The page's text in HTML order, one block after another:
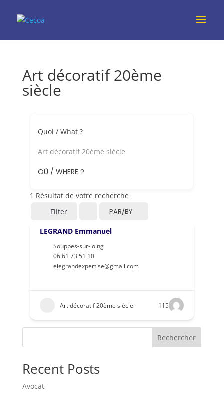
Art décoratif 20ème
siècle
Quoi / What ?
Art décoratif 20ème siècle
OÙ / WHERE ?
1 Résultat de votre recherche
Filter
PAR/BY
LEGRAND Emmanuel
Souppes-sur-loing
06 61 73 51 10
elegrandexpertise@gmail.com
Art décoratif 20ème siècle 115
Rechercher
Recent Posts
Avocat